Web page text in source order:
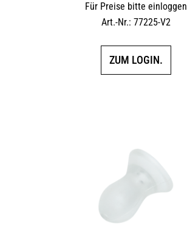
Für Preise bitte einloggen
Art.-Nr.: 77225-V2
ZUM LOGIN.